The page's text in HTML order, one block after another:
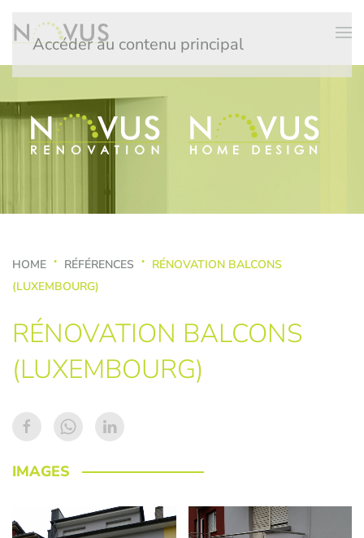
Accéder au contenu principal
HOME RÉFÉRENCES
RÉNOVATION BALCONS
(LUXEMBOURG)
RÉNOVATION BALCONS
(LUXEMBOURG)
IMAGES